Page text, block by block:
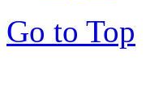
Go to Top